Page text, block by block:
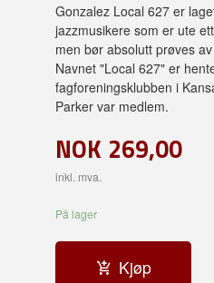
Gonzalez Local 627 er
jazzmusikere som er ute
men bør absolutt prøves
Navnet "Local 627" er
fagforeningsklubben i
Parker var medlem.
NOK 269,00
inkl. mva.
På lager
Kjøp